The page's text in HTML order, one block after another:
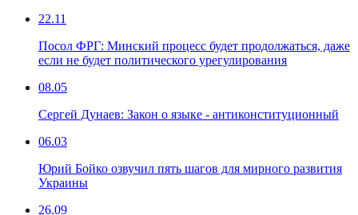
22.11
Посол ФРГ: Минский процесс будет продолжаться, даже
если не будет политического урегулирования
08.05
Сергей Дунаев: Закон о языке - антиконституционный
06.03
Юрий Бойко озвучил пять шагов для мирного развития
Украины
26.09